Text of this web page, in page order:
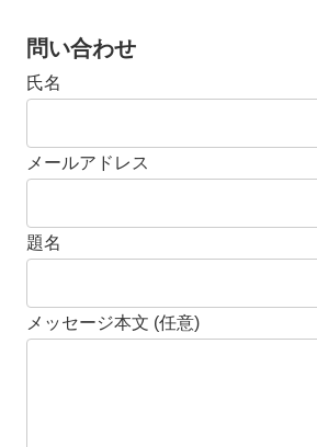
問い合わせ
氏名
メールアドレス
題名
メッセージ本文 (任意)